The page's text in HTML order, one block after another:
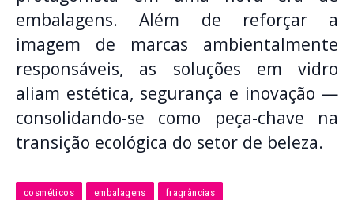
embalagens. Além de reforçar a
imagem de marcas ambientalmente
responsáveis, as soluções em vidro
aliam estética, segurança e inovação —
consolidando-se como peça-chave na
transição ecológica do setor de beleza.
cosméticos embalagens fragrâncias